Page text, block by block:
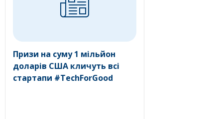
Призи на суму 1 мільйон
доларів США кличуть всі
стартапи #TechForGood